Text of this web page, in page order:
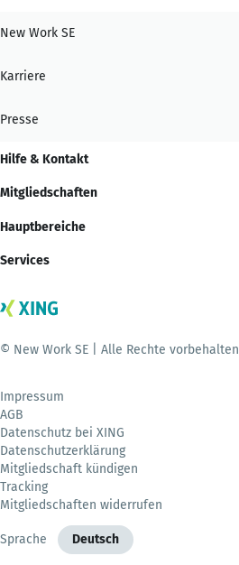
New Work SE
Karriere
Presse
Hilfe & Kontakt
Mitgliedschaften
Hauptbereiche
Services
© New Work SE | Alle Rechte vorbehalten
Impressum
AGB
Datenschutz bei XING
Datenschutzerklärung
Mitgliedschaft kündigen
Tracking
Mitgliedschaften widerrufen
Sprache Deutsch